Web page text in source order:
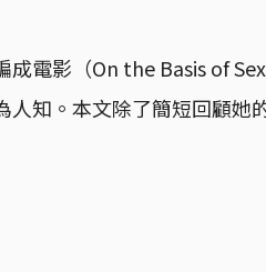
電影（On the Basis of
知。本文除了簡短回顧她